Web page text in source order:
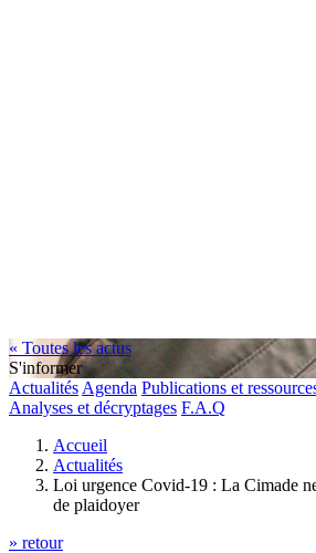
« Toutes les actus
S'informer
Actualités Agenda Publications et
Analyses et décryptages F.A.Q
Accueil
Actualités
Loi urgence Covid-19 : La Cimade
de plaidoyer
» retour